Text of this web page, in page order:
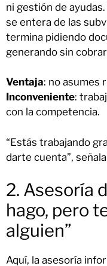
ni gestión de
se entera de las
termina pidiendo
generando sin
Ventaja: no asumes
Inconveniente:
con la competencia.
“Estás trabajando
darte cuenta”,
2. Asesoría
hago, pero
alguien”
Aquí, la asesoría